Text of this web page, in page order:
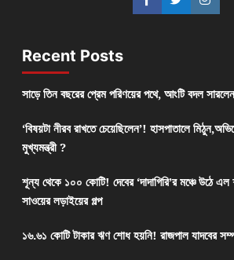
Recent Posts
সাড়ে তিন বছরের প্রেম পরিণয়ের পথে, আংটি বদল
‘বিষয়টা নীরব রাখতে চেয়েছিলেন’! হাসপাতালে
মুখ্যমন্ত্রী ?
শূন্য থেকে ১০০ কোটি! দেবের ‘দাদাগিরি’র মঞ্চে উঠে এল
সাওয়ের লড়াইয়ের গল্প
১৬.৬১ কোটি টাকার ঋণ শোধ হয়নি! রাজপাল যাদবের